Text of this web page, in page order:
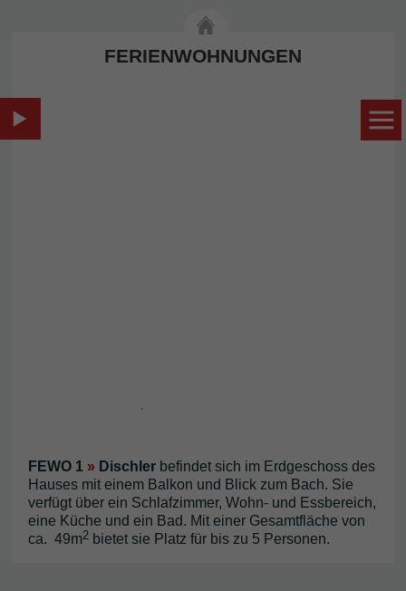
FERIENWOHNUNGEN
FEWO 1 » Dischler befindet sich im Erdgeschoss des
Hauses mit einem Balkon und Blick zum Bach. Sie
verfügt über ein Schlafzimmer, Wohn- und Essbereich,
eine Küche und ein Bad. Mit einer Gesamtfläche von
ca. 49m2 bietet sie Platz für bis zu 5 Personen.